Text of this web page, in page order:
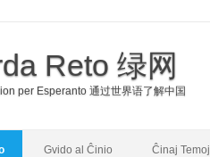
Reto 绿网
per Esperanto 通过世界语了解中国
Gvido al Ĉinio Ĉinaj Temoj